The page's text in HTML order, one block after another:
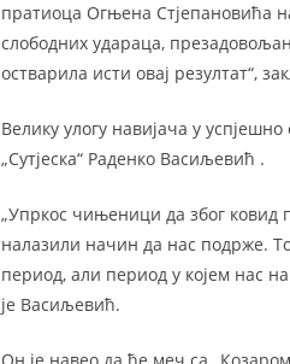
пратиоца Огњена Стјепановића
слободних удараца,
остварила исти овај резултат“,
Велику улогу навијача у
„Сутјеска“ Раденко Васиљевић .
„Упркос чињеници да због ковид
налазили начин да нас подрже.
период, али период у којем нас
је Васиљевић.